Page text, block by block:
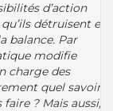
d’action
détruisent et
balance. Par
modifie
charge des
quel savoir
faire ? Mais aussi,